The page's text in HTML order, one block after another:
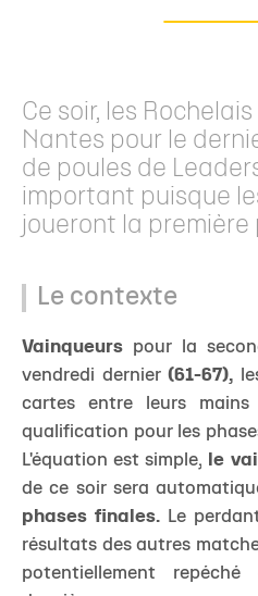
Ce soir, les
Nantes pour le
de poules de
important puisque
joueront la première
Le contexte
Vainqueurs pour la
vendredi dernier(61-67),
cartes entre leurs
qualification pour les
L'équation est simple, le
de ce soir sera
phases finales. Le
résultats des autres
potentiellement